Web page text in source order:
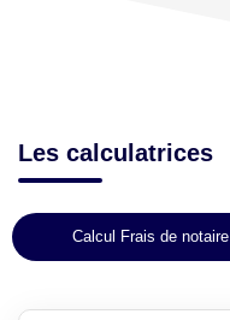
Les calculatrices
Calcul Frais de notaire